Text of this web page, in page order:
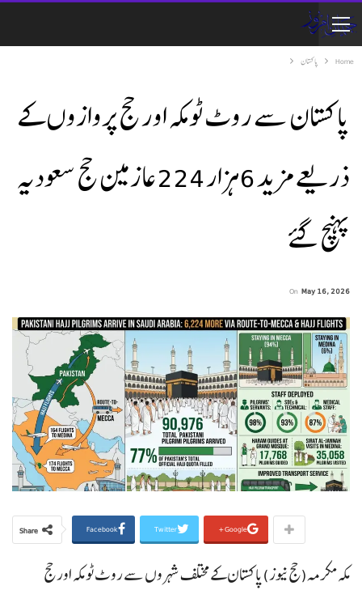
Home پاکستان
پاکستان سے روٹ ٹو مکہ اور حج پروازوں کے
ذریعے مزید 6ہزار 224عازمین حج سعودیہ
پہنچ گئے
On May 16, 2026
Share Facebook Twitter Google+
مکہ مکرمہ(حج نیوز)پاکستان کے مختلف شہروں سے روٹ ٹو مکہ اور حج